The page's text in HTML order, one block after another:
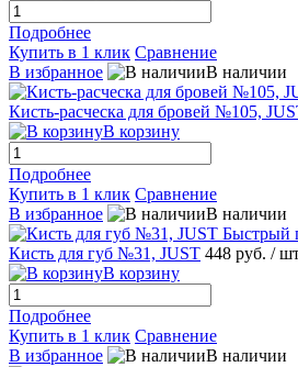
Подробнее
Купить в 1 клик Сравнение
В избранное
В наличии
Кисть-расческа для бровей №105,
В корзину
Подробнее
Купить в 1 клик Сравнение
В избранное
В наличии
Быстрый
Кисть для губ №31, JUST 448 руб. /
В корзину
Подробнее
Купить в 1 клик Сравнение
В избранное
В наличии